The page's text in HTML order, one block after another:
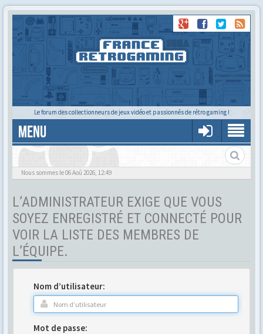
Le forum des collectionneurs de jeux vidéo et passionnés de rétro gaming !
MENU
Tu cherches quelqu'un ?
Nous sommes le 06 Aoû 2026, 12:49
L’ADMINISTRATEUR EXIGE QUE VOUS
SOYEZ ENREGISTRÉ ET CONNECTÉ POUR
VOIR LA LISTE DES MEMBRES DE
L’ÉQUIPE.
Nom d’utilisateur:
Mot de passe: